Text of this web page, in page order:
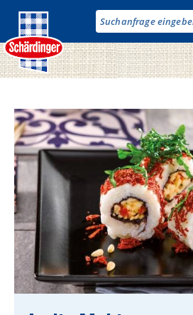
zum
Inhalt
Milch & Co.
Käse
Butter
Fruchtjoghurt &
Desserts
Bergbauern
Vegane